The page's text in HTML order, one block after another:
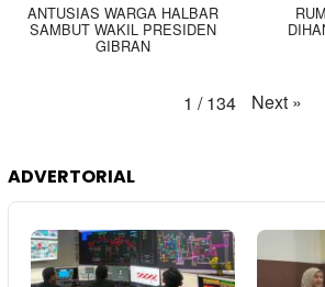
ANTUSIAS WARGA HALBAR
SAMBUT WAKIL PRESIDEN
GIBRAN
1 / 134 Next »
ADVERTORIAL